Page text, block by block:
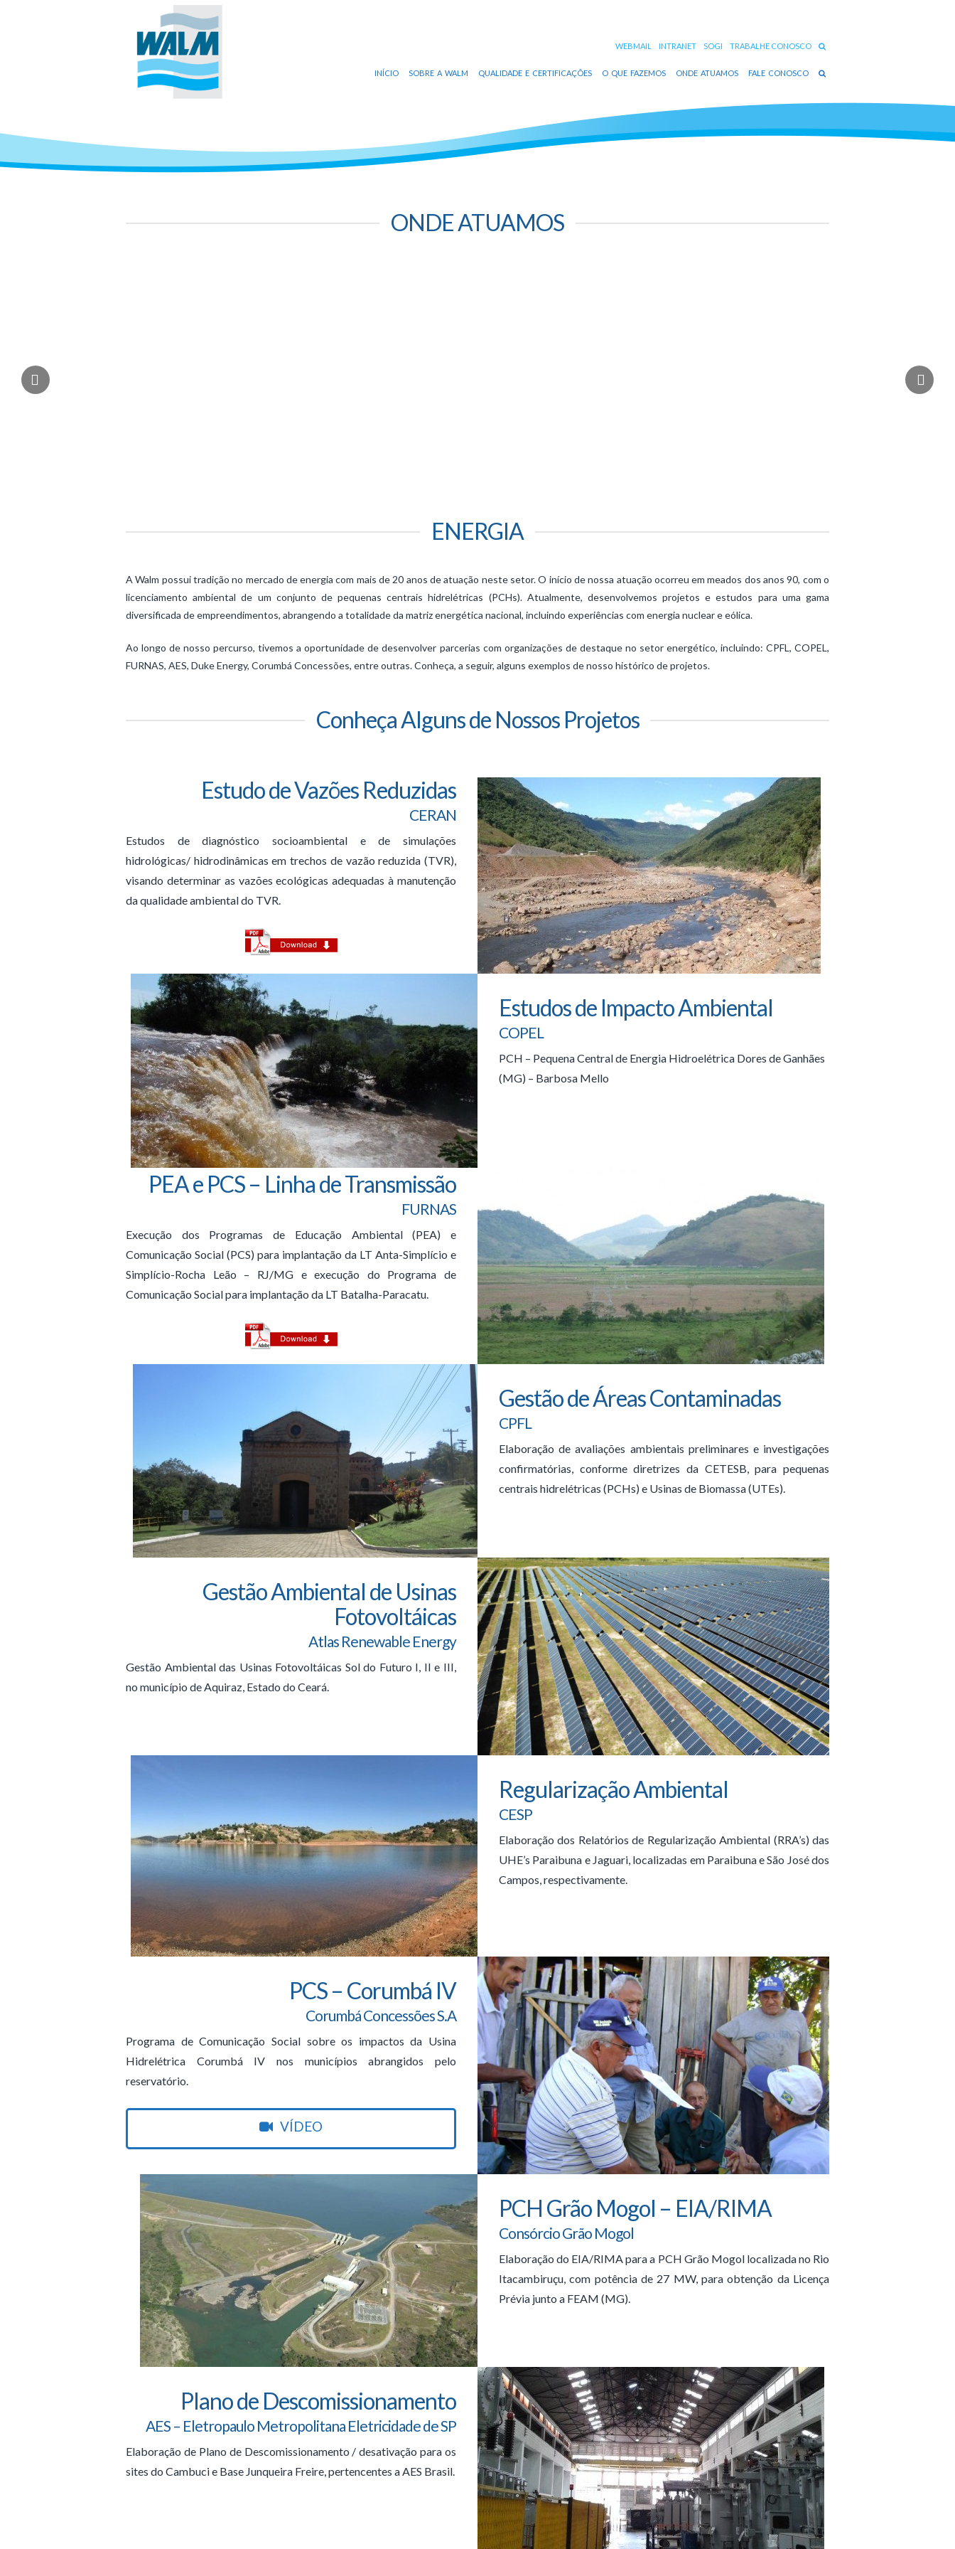
WEBMAIL INTRANET SOGI TRABALHE CONOSCO
INÍCIO SOBRE A WALM QUALIDADE E CERTIFICAÇÕES O QUE FAZEMOS ONDE ATUAMOS FALE CONOSCO
ONDE ATUAMOS
ENERGIA
A Walm possui tradição no mercado de energia com mais de 20 anos de atuação neste setor. O início de nossa atuação ocorreu em meados dos anos 90, com o
licenciamento ambiental de um conjunto de pequenas centrais hidrelétricas (PCHs). Atualmente, desenvolvemos projetos e estudos para uma gama
diversificada de empreendimentos, abrangendo a totalidade da matriz energética nacional, incluindo experiências com energia nuclear e eólica.
Ao longo de nosso percurso, tivemos a oportunidade de desenvolver parcerias com organizações de destaque no setor energético, incluindo: CPFL, COPEL,
FURNAS, AES, Duke Energy, Corumbá Concessões, entre outras. Conheça, a seguir, alguns exemplos de nosso histórico de projetos.
Conheça Alguns de Nossos Projetos
Estudo de Vazões Reduzidas
CERAN
Estudos de diagnóstico socioambiental e de simulações
hidrológicas/ hidrodinâmicas em trechos de vazão reduzida (TVR),
visando determinar as vazões ecológicas adequadas à manutenção
da qualidade ambiental do TVR.
Estudos de Impacto Ambiental
COPEL
PCH – Pequena Central de Energia Hidroelétrica Dores de Ganhães
(MG) – Barbosa Mello
PEA e PCS – Linha de Transmissão
FURNAS
Execução dos Programas de Educação Ambiental (PEA) e
Comunicação Social (PCS) para implantação da LT Anta-Simplício e
Simplício-Rocha Leão – RJ/MG e execução do Programa de
Comunicação Social para implantação da LT Batalha-Paracatu.
Gestão de Áreas Contaminadas
CPFL
Elaboração de avaliações ambientais preliminares e investigações
confirmatórias, conforme diretrizes da CETESB, para pequenas
centrais hidrelétricas (PCHs) e Usinas de Biomassa (UTEs).
Gestão Ambiental de Usinas
Fotovoltáicas
Atlas Renewable Energy
Gestão Ambiental das Usinas Fotovoltáicas Sol do Futuro I, II e III,
no município de Aquiraz, Estado do Ceará.
Regularização Ambiental
CESP
Elaboração dos Relatórios de Regularização Ambiental (RRA’s) das
UHE’s Paraibuna e Jaguari, localizadas em Paraibuna e São José dos
Campos, respectivamente.
PCS – Corumbá IV
Corumbá Concessões S.A
Programa de Comunicação Social sobre os impactos da Usina
Hidrelétrica Corumbá IV nos municípios abrangidos pelo
reservatório.
VÍDEO
PCH Grão Mogol – EIA/RIMA
Consórcio Grão Mogol
Elaboração do EIA/RIMA para a PCH Grão Mogol localizada no Rio
Itacambiruçu, com potência de 27 MW, para obtenção da Licença
Prévia junto a FEAM (MG).
Plano de Descomissionamento
AES – Eletropaulo Metropolitana Eletricidade de SP
Elaboração de Plano de Descomissionamento / desativação para os
sites do Cambuci e Base Junqueira Freire, pertencentes a AES Brasil.